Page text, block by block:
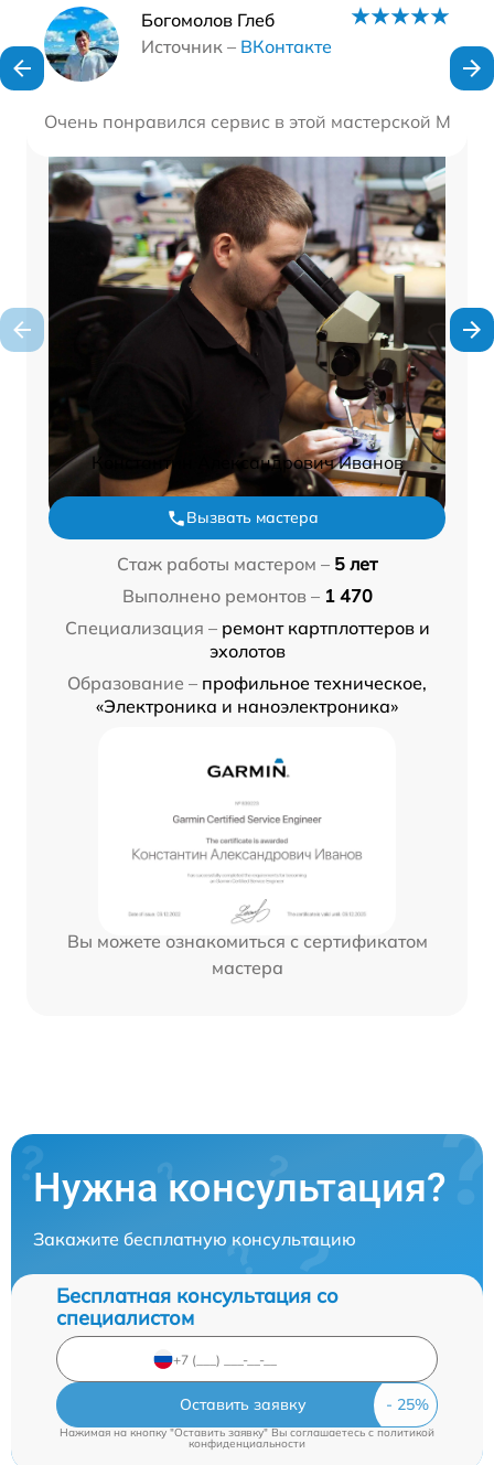
Богомолов Глеб
Источник – ВКонтакте
Очень понравился сервис в этой мастерской
Наши мастера
Константин Александрович Иванов
Вызвать мастера
Стаж работы мастером – 5 лет
Выполнено ремонтов – 1 470
Специализация – ремонт картплоттеров и
эхолотов
Образование – профильное техническое,
«Электроника и наноэлектроника»
Вы можете ознакомиться с сертификатом
мастера
Нужна консультация?
Закажите бесплатную консультацию
Бесплатная консультация со
специалистом
Оставить заявку
Нажимая на кнопку "Оставить заявку" Вы соглашаетесь cполитикой
конфиденциальности